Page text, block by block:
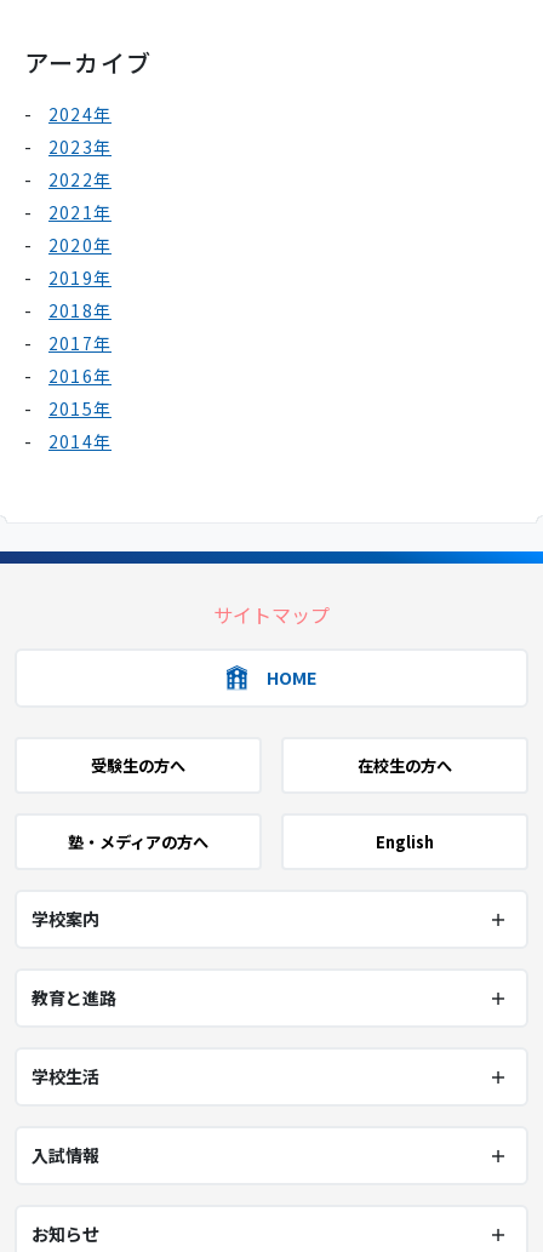
アーカイブ
2024年
2023年
2022年
2021年
2020年
2019年
2018年
2017年
2016年
2015年
2014年
サイトマップ
HOME
受験生の方へ 在校生の方へ
塾・メディアの方へ English
学校案内
教育と進路
学校生活
入試情報
お知らせ